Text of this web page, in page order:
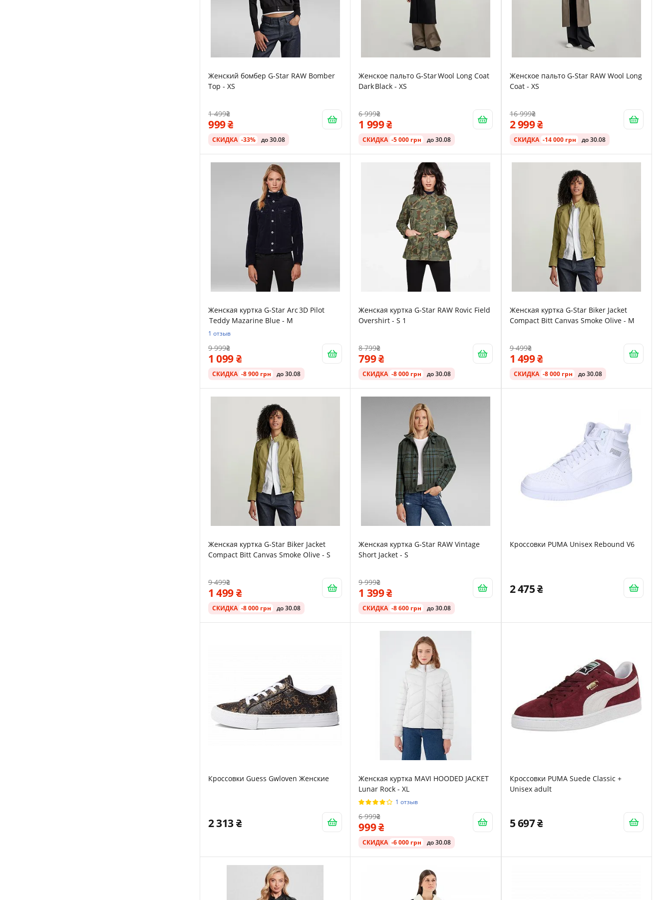
Женский бомбер G-Star RAW Bomber
Top - XS
1 499
999
СКИДКА -33% до 30.08
Женское пальто G‑Star Wool Long Coat
Dark Black - XS
6 999
1 999
СКИДКА -5 000 грн до 30.08
Женское пальто G‑Star RAW Wool Long
Coat - XS
16 999
2 999
СКИДКА -14 000 грн до 30.08
Женская куртка G‑Star Arc 3D Pilot
Teddy Mazarine Blue - M
1 отзыв
9 999
1 099
СКИДКА -8 900 грн до 30.08
Женская куртка G-Star RAW Rovic Field
Overshirt - S 1
8 799
799
СКИДКА -8 000 грн до 30.08
Женская куртка G‑Star Biker Jacket
Compact Bitt Canvas Smoke Olive - M
9 499
1 499
СКИДКА -8 000 грн до 30.08
Женская куртка G‑Star Biker Jacket
Compact Bitt Canvas Smoke Olive - S
9 499
1 499
СКИДКА -8 000 грн до 30.08
Женская куртка G‑Star RAW Vintage
Short Jacket - S
9 999
1 399
СКИДКА -8 600 грн до 30.08
Кроссовки PUMA Unisex Rebound V6
2 475
Кроссовки Guess Gwloven Женские
2 313
Женская куртка MAVI HOODED JACKET
Lunar Rock - XL
1 отзыв
6 999
999
СКИДКА -6 000 грн до 30.08
Кроссовки PUMA Suede Classic +
Unisex adult
5 697